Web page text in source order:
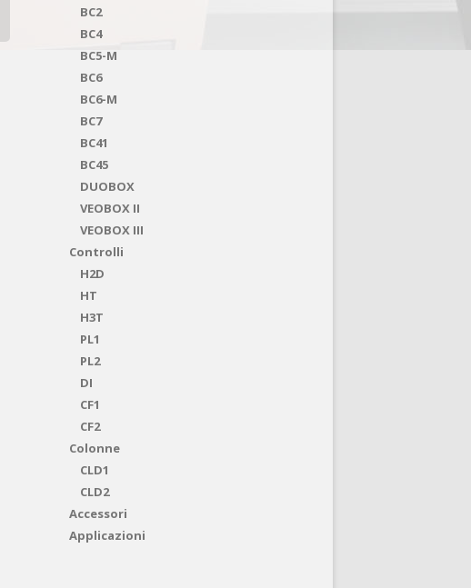
BC2
BC4
BC5-M
BC6
BC6-M
BC7
BC41
BC45
DUOBOX
VEOBOX II
VEOBOX III
Controlli
H2D
HT
H3T
PL1
PL2
DI
CF1
CF2
Colonne
CLD1
CLD2
Accessori
Applicazioni